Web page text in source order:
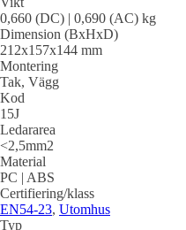
0,660 (DC) | 0,690 (AC) kg
Dimension (BxHxD)
212x157x144 mm
Montering
Tak, Vägg
Kod
15J
Ledararea
<2,5mm2
Material
PC | ABS
Certifiering/klass
EN54-23, Utomhus
Typ